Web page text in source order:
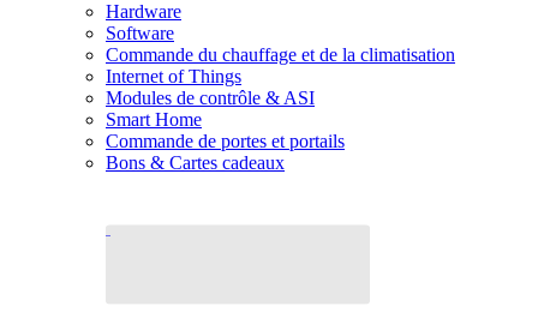
Hardware
Software
Commande du chauffage et de la climatisation
Internet of Things
Modules de contrôle & ASI
Smart Home
Commande de portes et portails
Bons & Cartes cadeaux